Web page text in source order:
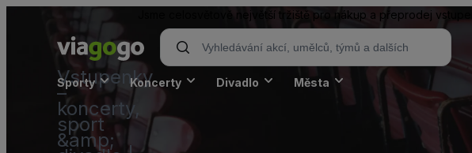
Jsme celosvětově největší tržiště pro nákup a přeprodej
Vstupenky
–
koncerty,
sport
&amp;
Sporty Koncerty Divadlo Města